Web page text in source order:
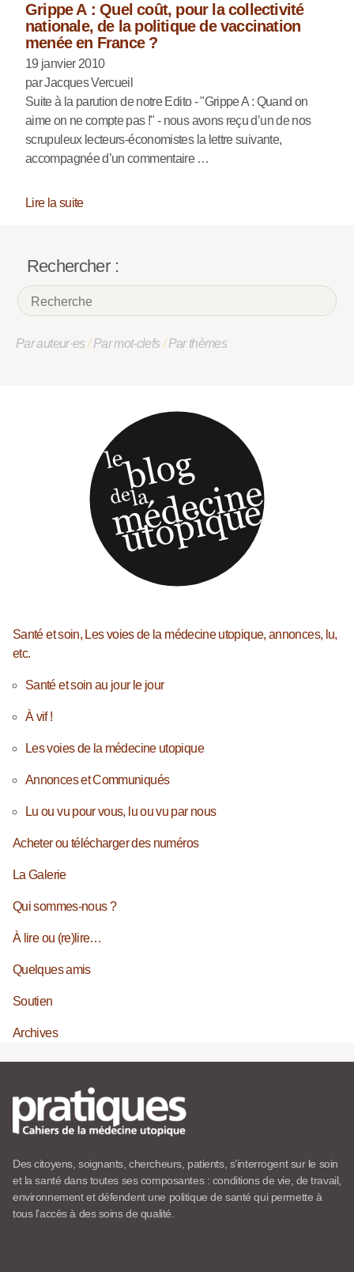
Grippe A : Quel coût, pour la collectivité
nationale, de la politique de vaccination
menée en France ?
19 janvier 2010
par Jacques Vercueil
Suite à la parution de notre Edito - "Grippe A : Quand on
aime on ne compte pas !" - nous avons reçu d’un de nos
scrupuleux lecteurs-économistes la lettre suivante,
accompagnée d’un commentaire …
Lire la suite
Rechercher :
Par auteur·es/Par mot-clefs/Par thèmes
Santé et soin, Les voies de la médecine utopique, annonces, lu,
etc.
Santé et soin au jour le jour
À vif !
Les voies de la médecine utopique
Annonces et Communiqués
Lu ou vu pour vous, lu ou vu par nous
Acheter ou télécharger des numéros
La Galerie
Qui sommes-nous ?
À lire ou (re)lire…
Quelques amis
Soutien
Archives
Des citoyens, soignants, chercheurs, patients, s’interrogent sur le soin
et la santé dans toutes ses composantes : conditions de vie, de travail,
environnement et défendent une politique de santé qui permette à
tous l’accès à des soins de qualité.